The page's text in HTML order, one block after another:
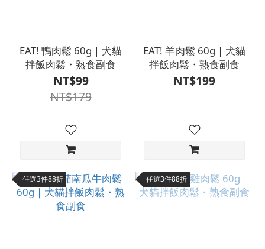
EAT! 鴨肉鬆 60g｜犬貓
拌飯肉鬆・熟食副食
NT$99
NT$179
EAT! 羊肉鬆 60g｜犬貓
拌飯肉鬆・熟食副食
NT$199
任選3件88折 任選3件88折